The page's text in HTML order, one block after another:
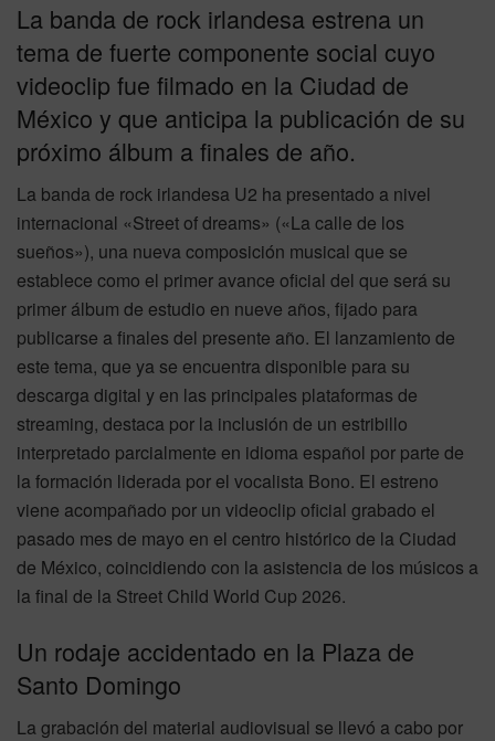
La banda de rock irlandesa estrena un
tema de fuerte componente social cuyo
videoclip fue filmado en la Ciudad de
México y que anticipa la publicación de su
próximo álbum a finales de año.
La banda de rock irlandesa U2 ha presentado a nivel
internacional «Street of dreams» («La calle de los
sueños»), una nueva composición musical que se
establece como el primer avance oficial del que será su
primer álbum de estudio en nueve años, fijado para
publicarse a finales del presente año. El lanzamiento de
este tema, que ya se encuentra disponible para su
descarga digital y en las principales plataformas de
streaming, destaca por la inclusión de un estribillo
interpretado parcialmente en idioma español por parte de
la formación liderada por el vocalista Bono. El estreno
viene acompañado por un videoclip oficial grabado el
pasado mes de mayo en el centro histórico de la Ciudad
de México, coincidiendo con la asistencia de los músicos a
la final de la Street Child World Cup 2026.
Un rodaje accidentado en la Plaza de
Santo Domingo
La grabación del material audiovisual se llevó a cabo por